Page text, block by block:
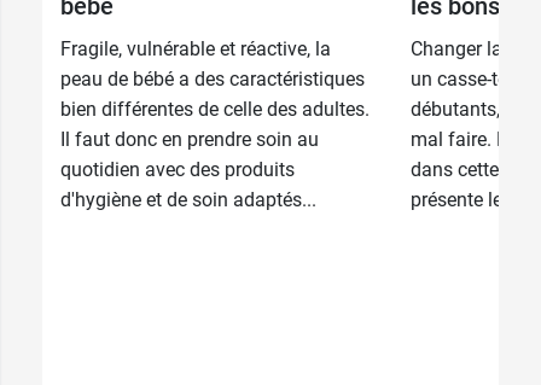
bébé
Fragile, vulnérable et réactive, la
peau de bébé a des caractéristiques
bien différentes de celle des adultes.
Il faut donc en prendre soin au
quotidien avec des produits
d'hygiène et de soin adaptés...
les bons
Changer la
un casse-tête
débutants, qui
mal faire.
dans cette
présente les